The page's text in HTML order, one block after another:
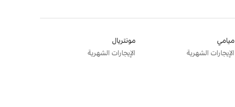
ميامي
الإيجارات الشهرية
مونتريال
الإيجارات الشهرية